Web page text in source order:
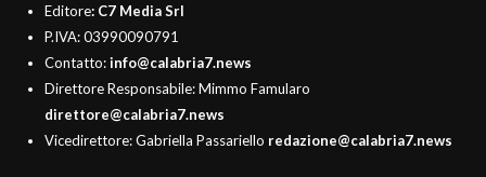
Editore: C7 Media Srl
P.IVA: 03990090791
Contatto:info@calabria7.news
Direttore Responsabile: Mimmo Famularo
direttore@calabria7.news
Vicedirettore: Gabriella Passariello redazione@calabria7.news